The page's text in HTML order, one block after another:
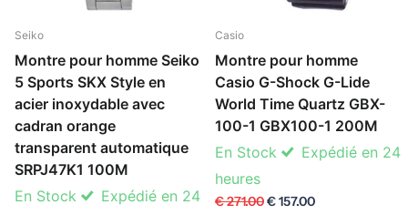
Seiko
Montre pour homme Seiko
5 Sports SKX Style en
acier inoxydable avec
cadran orange
transparent automatique
SRPJ47K1 100M
En Stock
Expédié en 24
Casio
Montre pour homme
Casio G-Shock G-Lide
World Time Quartz GBX-
100-1 GBX100-1 200M
En Stock
Expédié en 24
heures
€ 271.00€ 157.00